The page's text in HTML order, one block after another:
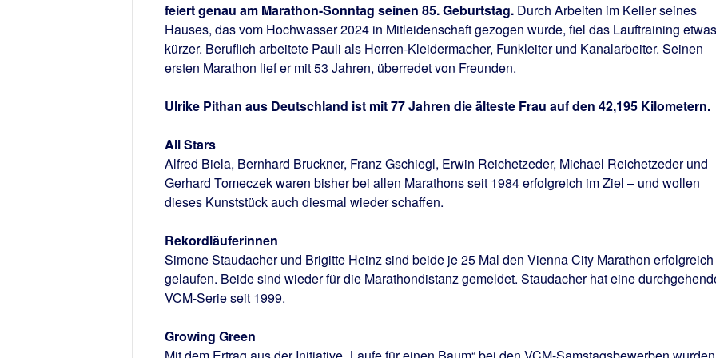
feiert genau am Marathon-Sonntag seinen 85. Geburtstag.Durch Arbeiten im Keller seines
Hauses, das vom Hochwasser 2024 in Mitleidenschaft gezogen wurde, fiel das Lauftraining etwas
kürzer. Beruflich arbeitete Pauli als Herren-Kleidermacher, Funkleiter und Kanalarbeiter. Seinen
ersten Marathon lief er mit 53 Jahren, überredet von Freunden.
Ulrike Pithan aus Deutschland ist mit 77 Jahren die älteste Frau auf den 42,195 Kilometern.
All Stars
Alfred Biela, Bernhard Bruckner, Franz Gschiegl, Erwin Reichetzeder, Michael Reichetzeder und
Gerhard Tomeczek waren bisher bei allen Marathons seit 1984 erfolgreich im Ziel – und wollen
dieses Kunststück auch diesmal wieder schaffen.
Rekordläuferinnen
Simone Staudacher und Brigitte Heinz sind beide je 25 Mal den Vienna City Marathon erfolgreich
gelaufen. Beide sind wieder für die Marathondistanz gemeldet. Staudacher hat eine
VCM-Serie seit 1999.
Growing Green